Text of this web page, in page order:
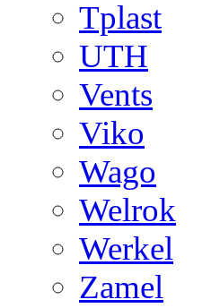
Tplast
UTH
Vents
Viko
Wago
Welrok
Werkel
Zamel